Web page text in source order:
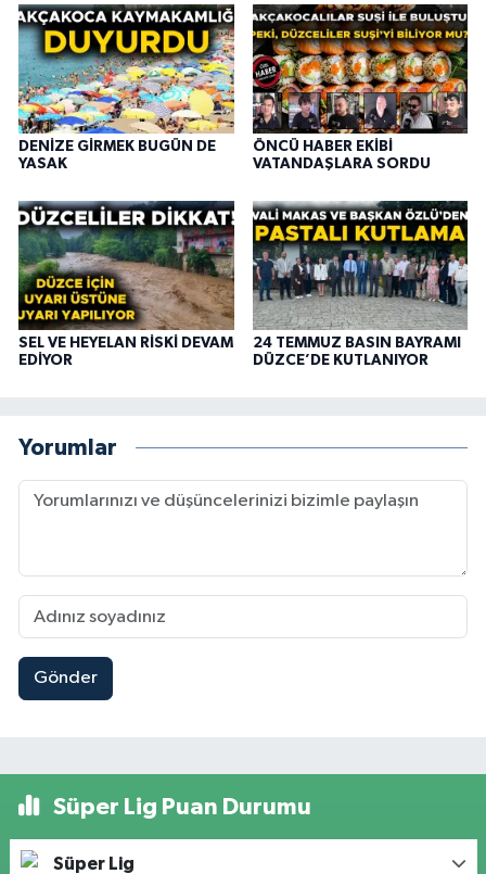
DENİZE GİRMEK BUGÜN DE
YASAK
ÖNCÜ HABER EKİBİ
VATANDAŞLARA SORDU
SEL VE HEYELAN RİSKİ DEVAM
EDİYOR
24 TEMMUZ BASIN BAYRAMI
DÜZCE’DE KUTLANIYOR
Yorumlar
Gönder
Süper Lig Puan Durumu
Süper Lig